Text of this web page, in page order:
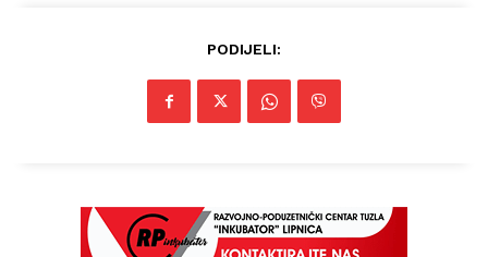
PODIJELI: